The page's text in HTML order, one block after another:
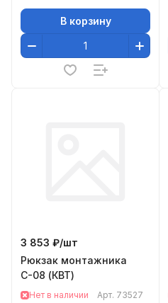
430х360х230м
В корзину
3 853 ₽/шт
Рюкзак монтажника
С-08 (КВТ)
Нет в наличии Арт. 73527